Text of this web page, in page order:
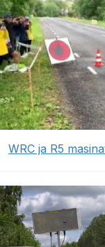
WRC ja R5